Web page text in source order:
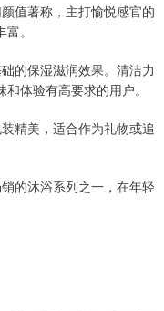
值著称，主打愉悦感官的
。
的保湿滋润效果。清洁力
体验有高要求的用户。
精美，适合作为礼物或追
的沐浴系列之一，在年轻